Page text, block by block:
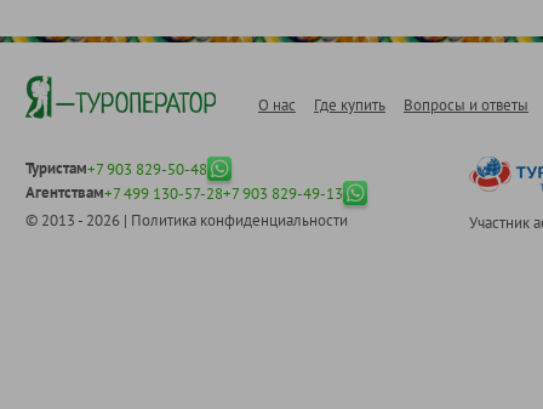
О нас Где купить Вопросы и ответы
Туристам+7 903 829-50-48
Агентствам+7 499 130-57-28+7 903 829-49-13
© 2013 - 2026 | Политика конфиденциальности Участник